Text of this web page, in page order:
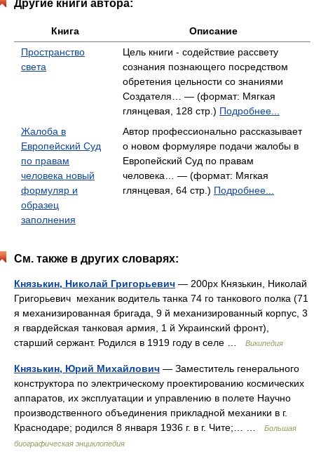
Другие книги автора:
Книга
Описание
Пространство
света
Цель книги - содействие рассвету
сознания познающего посредством
обретения цельности со знаниями
Создателя… — (формат: Мягкая
глянцевая, 128 стр.) Подробнее...
Жалоба в
Европейский Суд
по правам
человека новый
формуляр и
образец
заполнения
Автор профессионально рассказывает
о новом формуляре подачи жалобы в
Европейский Суд по правам
человека… — (формат: Мягкая
глянцевая, 64 стр.) Подробнее...
См. также в других словарях:
Князькин, Николай Григорьевич — 200px Князькин, Николай
Григорьевич механик водитель танка 74 го танкового полка (71
я механизированная бригада, 9 й механизированный корпус, 3
я гвардейская танковая армия, 1 й Украинский фронт),
старший сержант. Родился в 1919 году в селе …
Википедия
Князькин, Юрий Михайлович — Заместитель генерального
конструктора по электрическому проектированию космических
аппаратов, их эксплуатации и управлению в полете Научно
производственного объединения прикладной механики в г.
Краснодаре; родился 8 января 1936 г. в г. Чите;… …
Большая
биографическая энциклопедия